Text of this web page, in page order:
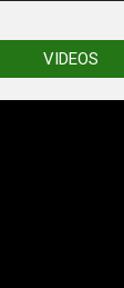
VIDEOS